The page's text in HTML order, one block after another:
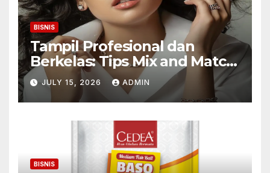
BISNIS
Tampil Profesional dan
Berkelas: Tips Mix and Match
Kalung Wanita untuk Wanita
Karier
JULY 15, 2026 ADMIN
BISNIS